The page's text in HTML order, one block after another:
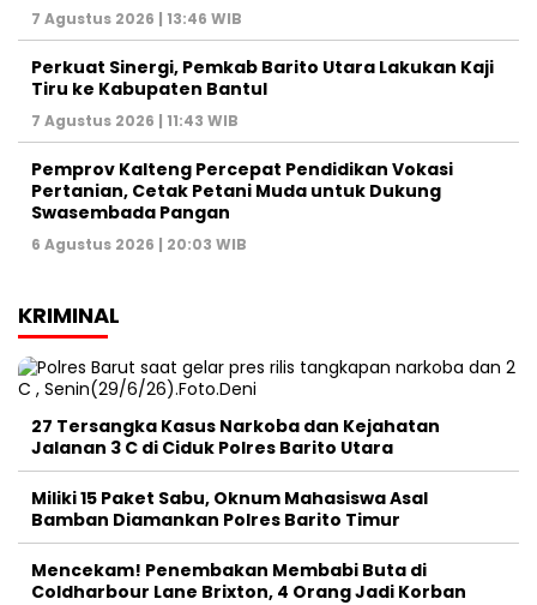
7 Agustus 2026 | 13:46 WIB
Perkuat Sinergi, Pemkab Barito Utara Lakukan Kaji
Tiru ke Kabupaten Bantul
7 Agustus 2026 | 11:43 WIB
Pemprov Kalteng Percepat Pendidikan Vokasi
Pertanian, Cetak Petani Muda untuk Dukung
Swasembada Pangan
6 Agustus 2026 | 20:03 WIB
KRIMINAL
27 Tersangka Kasus Narkoba dan Kejahatan
Jalanan 3 C di Ciduk Polres Barito Utara
Miliki 15 Paket Sabu, Oknum Mahasiswa Asal
Bamban Diamankan Polres Barito Timur
Mencekam! Penembakan Membabi Buta di
Coldharbour Lane Brixton, 4 Orang Jadi Korban